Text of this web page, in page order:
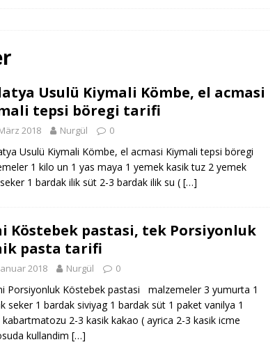
TARİFİ
EKŞİSİ TARİFİ ANA YEMEKLER
Usulü Kiymali Kömbe, el acmasi
tepsi böregi tarifi
2018 Nurgül 0
Usulü Kiymali Kömbe, el acmasi Kiymali tepsi böregi
1 kilo un 1 yas maya 1 yemek kasik tuz 2 yemek
1 bardak ilik süt 2-3 bardak ilik su ( […]
Köstebek pastasi, tek Porsiyonluk
pasta tarifi
2018 Nurgül 0
Porsiyonluk Köstebek pastasi malzemeler 3 yumurta 1
seker 1 bardak siviyag 1 bardak süt 1 paket vanilya 1
2-3 kasik kakao ( ayrica 2-3 kasik icme
kullandim […]